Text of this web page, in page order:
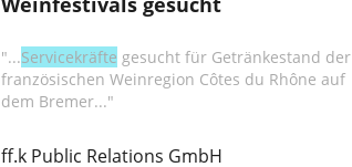
"...Servicekräfte gesucht für Getränkestand der
französischen Weinregion Côtes du Rhône auf
dem Bremer..."
ff.k Public Relations GmbH